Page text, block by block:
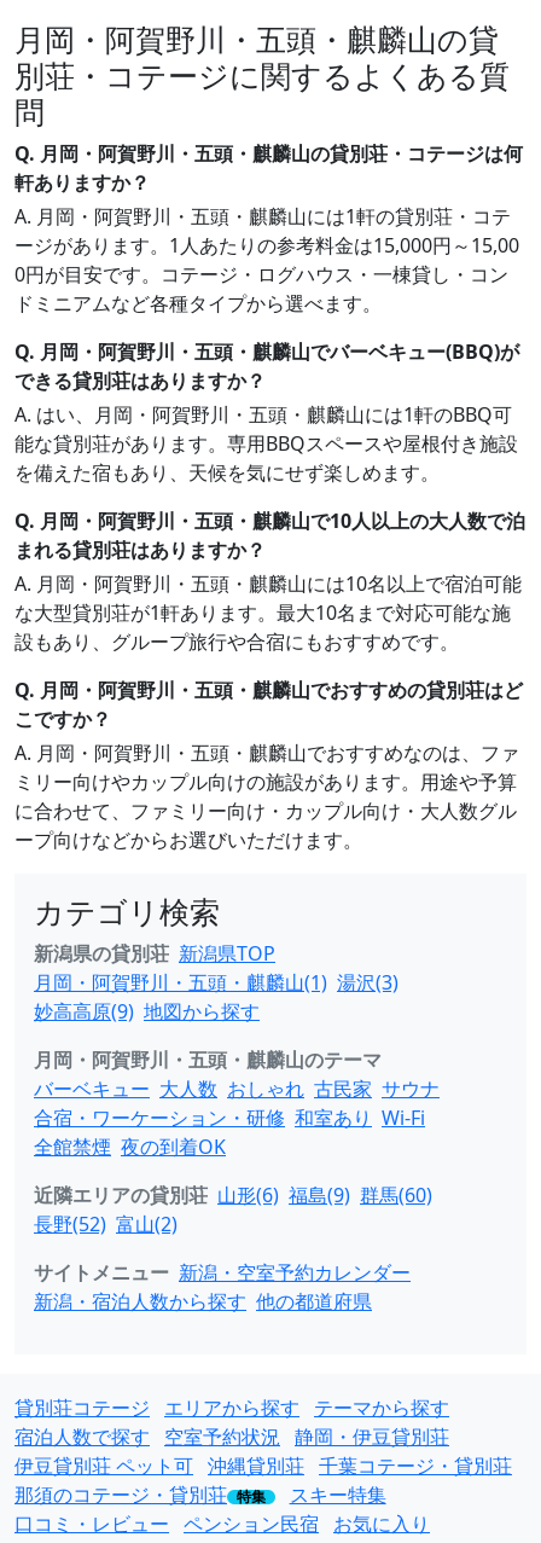
月岡・阿賀野川・五頭・麒麟山の貸
別荘・コテージに関するよくある質
問
Q. 月岡・阿賀野川・五頭・麒麟山の貸別荘・コテージは何
軒ありますか？
A. 月岡・阿賀野川・五頭・麒麟山には1軒の貸別荘・コテ
ージがあります。1人あたりの参考料金は15,000円～15,00
0円が目安です。コテージ・ログハウス・一棟貸し・コン
ドミニアムなど各種タイプから選べます。
Q. 月岡・阿賀野川・五頭・麒麟山でバーベキュー(BBQ)が
できる貸別荘はありますか？
A. はい、月岡・阿賀野川・五頭・麒麟山には1軒のBBQ可
能な貸別荘があります。専用BBQスペースや屋根付き施設
を備えた宿もあり、天候を気にせず楽しめます。
Q. 月岡・阿賀野川・五頭・麒麟山で10人以上の大人数で泊
まれる貸別荘はありますか？
A. 月岡・阿賀野川・五頭・麒麟山には10名以上で宿泊可能
な大型貸別荘が1軒あります。最大10名まで対応可能な施
設もあり、グループ旅行や合宿にもおすすめです。
Q. 月岡・阿賀野川・五頭・麒麟山でおすすめの貸別荘はど
こですか？
A. 月岡・阿賀野川・五頭・麒麟山でおすすめなのは、ファ
ミリー向けやカップル向けの施設があります。用途や予算
に合わせて、ファミリー向け・カップル向け・大人数グル
ープ向けなどからお選びいただけます。
カテゴリ検索
新潟県の貸別荘 新潟県TOP
月岡・阿賀野川・五頭・麒麟山(1) 湯沢(3)
妙高高原(9) 地図から探す
月岡・阿賀野川・五頭・麒麟山のテーマ
バーベキュー 大人数 おしゃれ 古民家 サウナ
合宿・ワーケーション・研修 和室あり Wi-Fi
全館禁煙 夜の到着OK
近隣エリアの貸別荘 山形(6) 福島(9) 群馬(60)
長野(52) 富山(2)
サイトメニュー 新潟・空室予約カレンダー
新潟・宿泊人数から探す 他の都道府県
貸別荘コテージ エリアから探す
テーマから探す
宿泊人数で探す
空室予約状況 静岡・伊豆貸別荘
伊豆貸別荘 ペット可 沖縄貸別荘 千葉コテージ・貸別荘
那須のコテージ・貸別荘 特集
スキー特集
口コミ・レビュー ペンション民宿 お気に入り